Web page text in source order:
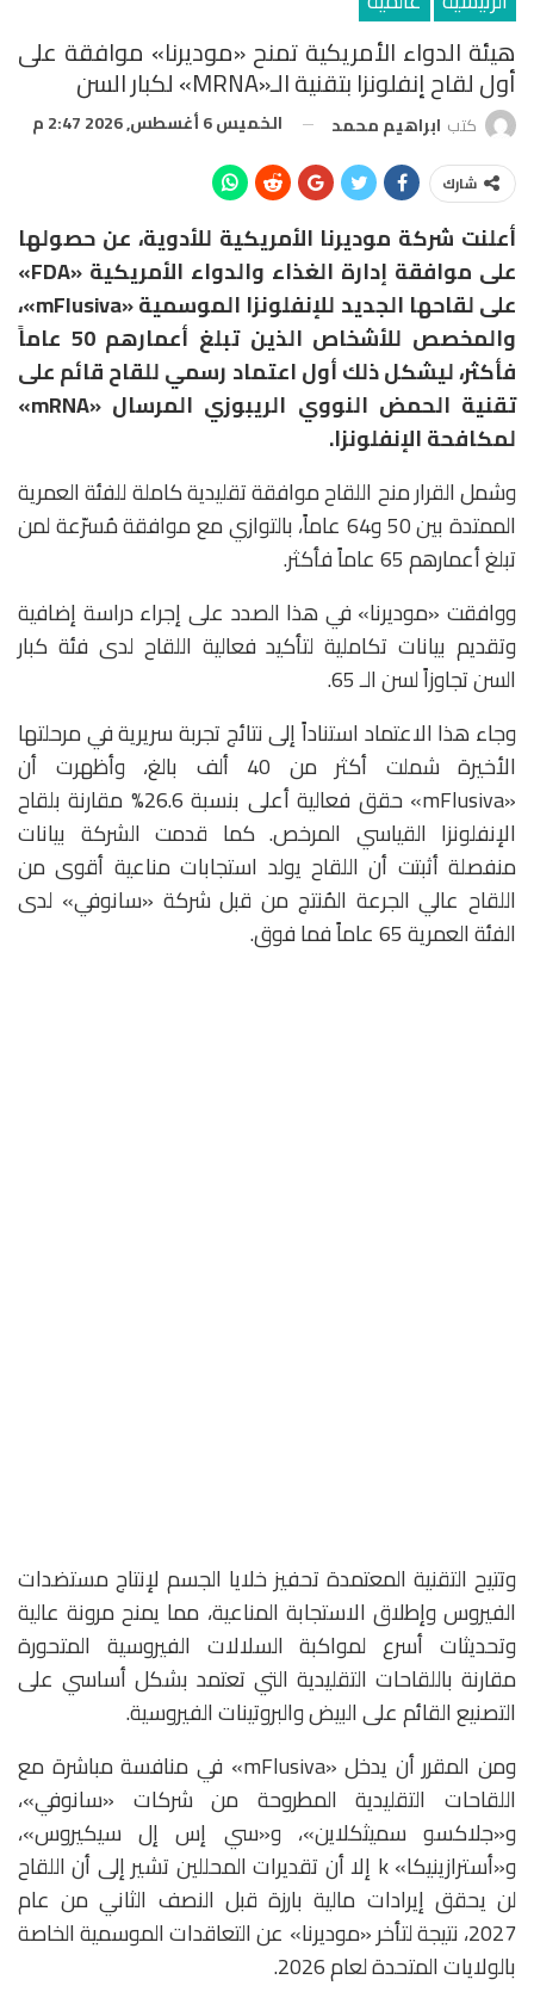
هيئة الدواء الأمريكية تمنح «موديرنا» موافقة على
أول لقاح إنفلونزا بتقنية الـ«mRNA» لكبار السن
كتب ابراهيم محمد الخميس 6 أغسطس, 2026 2:47 م
شارك
أعلنت شركة موديرنا الأمريكية للأدوية، عن حصولها
على موافقة إدارة الغذاء والدواء الأمريكية «FDA»
على لقاحها الجديد للإنفلونزا الموسمية «mFlusiva»،
والمخصص للأشخاص الذين تبلغ أعمارهم 50 عاماً
فأكثر، ليشكل ذلك أول اعتماد رسمي للقاح قائم على
تقنية الحمض النووي الريبوزي المرسال «mRNA»
لمكافحة الإنفلونزا.
وشمل القرار منح اللقاح موافقة تقليدية كاملة للفئة العمرية
الممتدة بين 50 و64 عاماً، بالتوازي مع موافقة مُسرّعة لمن
تبلغ أعمارهم 65 عاماً فأكثر.
ووافقت «موديرنا» في هذا الصدد على إجراء دراسة إضافية
وتقديم بيانات تكاملية لتأكيد فعالية اللقاح لدى فئة كبار
السن تجاوزاً لسن الـ 65.
وجاء هذا الاعتماد استناداً إلى نتائج تجربة سريرية في مرحلتها
الأخيرة شملت أكثر من 40 ألف بالغ، وأظهرت أن
«mFlusiva» حقق فعالية أعلى بنسبة 26.6% مقارنة بلقاح
الإنفلونزا القياسي المرخص. كما قدمت الشركة بيانات
منفصلة أثبتت أن اللقاح يولد استجابات مناعية أقوى من
اللقاح عالي الجرعة المُنتج من قبل شركة «سانوفي» لدى
الفئة العمرية 65 عاماً فما فوق.
وتتيح التقنية المعتمدة تحفيز خلايا الجسم لإنتاج مستضدات
الفيروس وإطلاق الاستجابة المناعية، مما يمنح مرونة عالية
وتحديثات أسرع لمواكبة السلالات الفيروسية المتحورة
مقارنة باللقاحات التقليدية التي تعتمد بشكل أساسي على
التصنيع القائم على البيض والبروتينات الفيروسية.
ومن المقرر أن يدخل «mFlusiva» في منافسة مباشرة مع
اللقاحات التقليدية المطروحة من شركات «سانوفي»،
و«جلاكسو سميثكلاين»، و«سي إس إل سيكيروس»،
و«أسترازينيكا» k إلا أن تقديرات المحللين تشير إلى أن اللقاح
لن يحقق إيرادات مالية بارزة قبل النصف الثاني من عام
2027، نتيجة لتأخر «موديرنا» عن التعاقدات الموسمية الخاصة
بالولايات المتحدة لعام 2026.